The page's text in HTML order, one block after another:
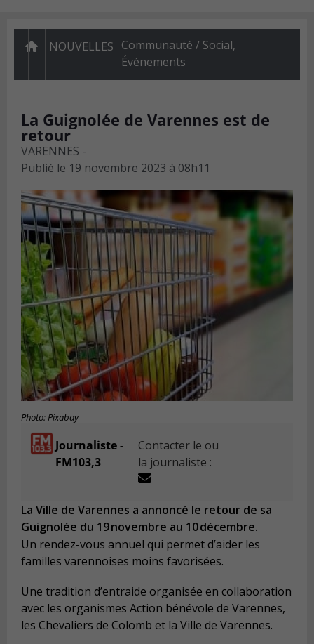
NOUVELLES Communauté / Social,
Événements
La Guignolée de Varennes est de
retour
VARENNES -
Publié le 19 novembre 2023 à 08h11
Photo: Pixabay
Journaliste -
FM103,3
Contacter le ou
la journaliste :
La Ville de Varennes a annoncé le retour de sa
Guignolée du 19 novembre au 10 décembre.
Un rendez-vous annuel qui permet d’aider les
familles varennoises moins favorisées.
Une tradition d’entraide organisée en collaboration
avec les organismes Action bénévole de Varennes,
les Chevaliers de Colomb et la Ville de Varennes.